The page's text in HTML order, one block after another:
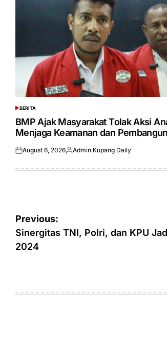
POSTED
IN
BERITA
BMP Ajak Masyarakat Tolak Aksi
Menjaga Keamanan dan
Posted
August 6, 2026Posted
Admin Kupang Daily
Post
navigation
Previous:
Sinergitas TNI, Polri, dan KPU
2024